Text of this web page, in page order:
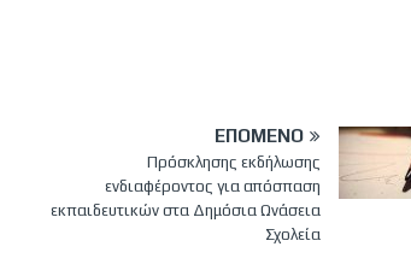
ΕΠΌΜΕΝΟ
Πρόσκλησης εκδήλωσης
ενδιαφέροντος για απόσπαση
εκπαιδευτικών στα Δημόσια Ωνάσεια
Σχολεία